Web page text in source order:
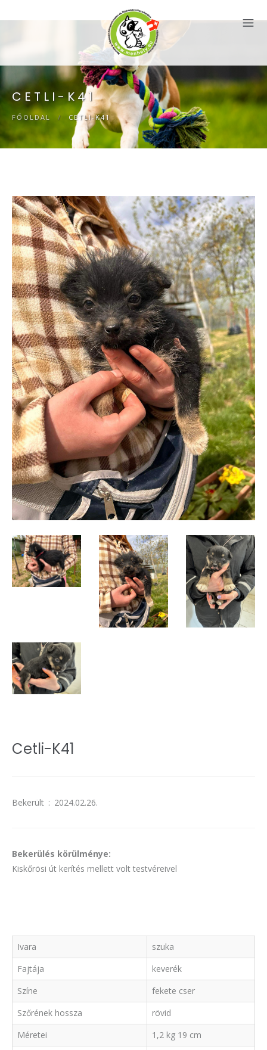
CETLI-K41
FŐOLDAL / CETLI-K41
Cetli-K41
Bekerült : 2024.02.26.
Bekerülés körülménye:
Kiskőrösi út kerítés mellett volt testvéreivel
Ivara
szuka
Fajtája
keverék
Színe
fekete cser
Szőrének hossza
rövid
Méretei
1,2 kg 19 cm